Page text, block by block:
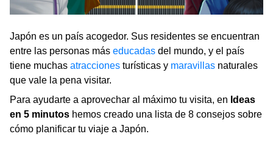
Japón es un país acogedor. Sus residentes se encuentran
entre las personas más educadas del mundo, y el país
tiene muchas atracciones turísticas y maravillas naturales
que vale la pena visitar.
Para ayudarte a aprovechar al máximo tu visita, en Ideas
en 5 minutos hemos creado una lista de 8 consejos sobre
cómo planificar tu viaje a Japón.